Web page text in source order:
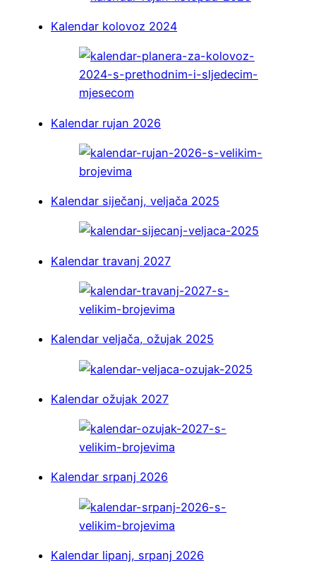
Kalendar kolovoz 2024
Kalendar rujan 2026
Kalendar siječanj, veljača 2025
Kalendar travanj 2027
Kalendar veljača, ožujak 2025
Kalendar ožujak 2027
Kalendar srpanj 2026
Kalendar lipanj, srpanj 2026